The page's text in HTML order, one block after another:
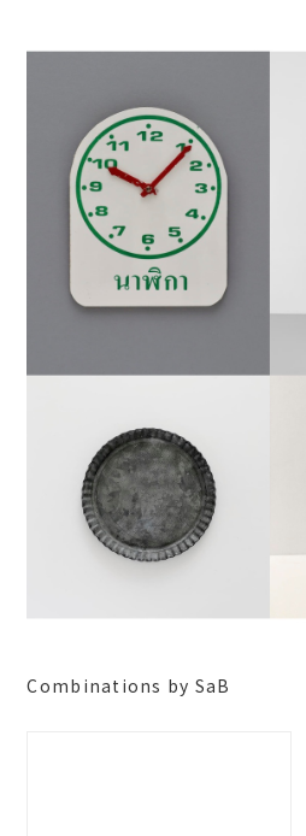
Combinations by SaB